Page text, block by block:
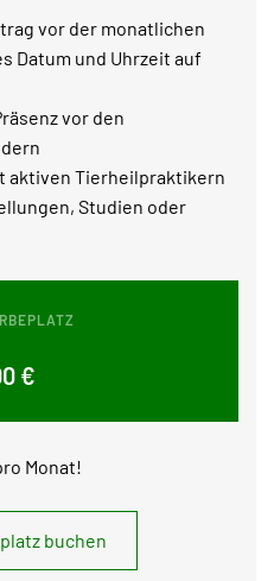
vor der monatlichen
Datum und Uhrzeit auf
vor den
aktiven Tierheilpraktikern
Studien oder
€
Monat!
buchen